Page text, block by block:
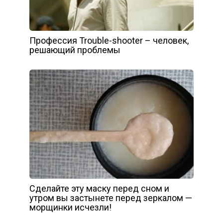
Профессия Trouble-shooter – человек,
решающий проблемы
Сделайте эту маску перед сном и
утром вы застынете перед зеркалом —
морщинки исчезли!